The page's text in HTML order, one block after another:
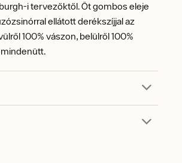
i tervezőktől. Öt gombos eleje
ellátott derékszíjjal az
100% vászon, belülről 100%